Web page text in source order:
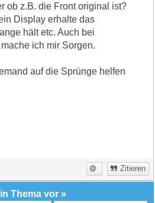
ob z.B. die Front original ist?
Display erhalte das
hält etc. Auch bei
ich mir Sorgen.
auf die Sprünge helfen
Zitieren
Thema vor »